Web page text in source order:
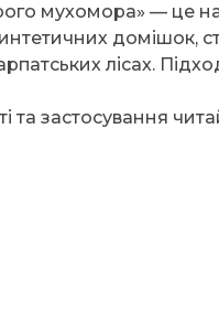
мухомора» — це
домішок,
лісах.
та застосування